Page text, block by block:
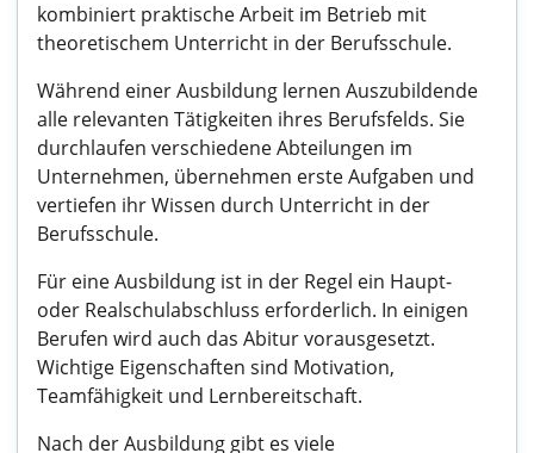
kombiniert praktische Arbeit im Betrieb mit
theoretischem Unterricht in der Berufsschule.
Während einer Ausbildung lernen Auszubildende
alle relevanten Tätigkeiten ihres Berufsfelds. Sie
durchlaufen verschiedene Abteilungen im
Unternehmen, übernehmen erste Aufgaben und
vertiefen ihr Wissen durch Unterricht in der
Berufsschule.
Für eine Ausbildung ist in der Regel ein Haupt-
oder Realschulabschluss erforderlich. In einigen
Berufen wird auch das Abitur vorausgesetzt.
Wichtige Eigenschaften sind Motivation,
Teamfähigkeit und Lernbereitschaft.
Nach der Ausbildung gibt es viele